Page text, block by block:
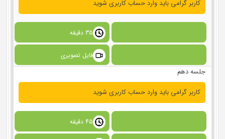
کاربر گرامی باید وارد حساب کاربری شوید
35 دقیقه
فایل تصویری
جلسه دهم
کاربر گرامی باید وارد حساب کاربری شوید
45 دقیقه